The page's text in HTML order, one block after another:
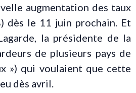
augmentation des taux
dès le 11 juin prochain. Et
la présidente de la
de plusieurs pays de
») qui voulaient que cette
dès avril.